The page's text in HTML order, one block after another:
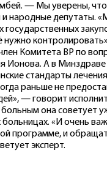
— Мы уверены, что
народные депутаты.
государственных
нужно
Комитета ВР по
Ионова. А в
стандарты
раньше не
— говорит
она советует
«И очень
программе, и
эксперт.